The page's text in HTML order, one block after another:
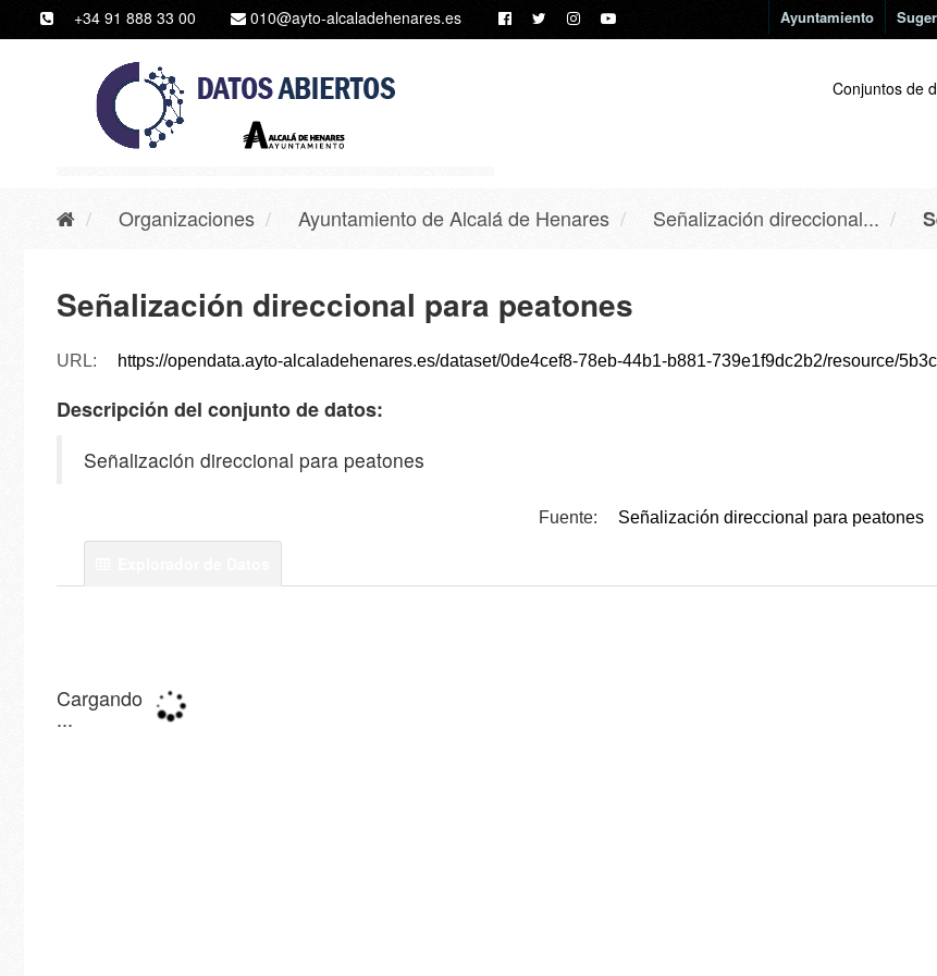
+34 91 888 33 00 010@ayto-alcaladehenares.es Ayuntamiento
Conjuntos de
Organizaciones Ayuntamiento de Alcalá de Henares Señalización direccional...
Señalización direccional para peatones
URL: https://opendata.ayto-alcaladehenares.es/dataset/0de4cef8-78eb-44b1-b881-739e1f9dc2b2/resource/5b3cb5a7-26a2-
Descripción del conjunto de datos:
Señalización direccional para peatones
Fuente: Señalización direccional para peatones